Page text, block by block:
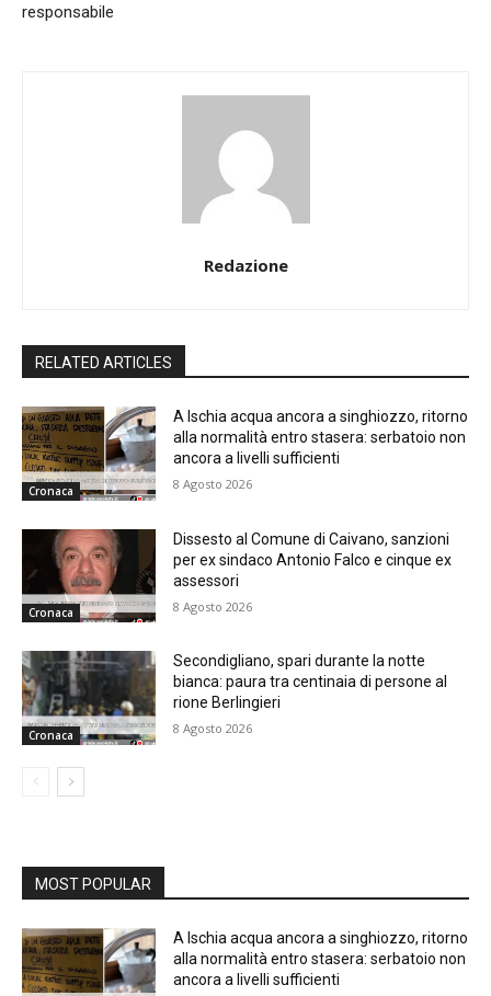
responsabile
Redazione
RELATED ARTICLES
Cronaca
A Ischia acqua ancora a singhiozzo, ritorno
alla normalità entro stasera: serbatoio non
ancora a livelli sufficienti
8 Agosto 2026
Cronaca
Dissesto al Comune di Caivano, sanzioni
per ex sindaco Antonio Falco e cinque ex
assessori
8 Agosto 2026
Cronaca
Secondigliano, spari durante la notte
bianca: paura tra centinaia di persone al
rione Berlingieri
8 Agosto 2026
MOST POPULAR
A Ischia acqua ancora a singhiozzo, ritorno
alla normalità entro stasera: serbatoio non
ancora a livelli sufficienti